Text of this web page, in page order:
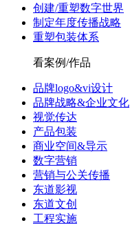
创建/重塑数字世界
制定年度传播战略
重塑包装体系
看案例/作品
品牌logo&vi设计
品牌战略&企业文化
视觉传达
产品包装
商业空间&导示
数字营销
营销与公关传播
东道影视
东道文创
工程实施